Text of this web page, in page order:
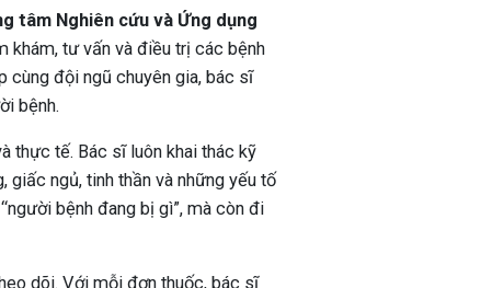
tâm Nghiên cứu và Ứng dụng
khám, tư vấn và điều trị các bệnh
cùng đội ngũ chuyên gia, bác sĩ
bệnh.
thực tế. Bác sĩ luôn khai thác kỹ
giấc ngủ, tinh thần và những yếu tố
bệnh đang bị gì”, mà còn đi
dõi. Với mỗi đơn thuốc, bác sĩ